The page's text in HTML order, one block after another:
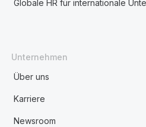
Globale HR für internationale
Unternehmen
Über uns
Karriere
Newsroom